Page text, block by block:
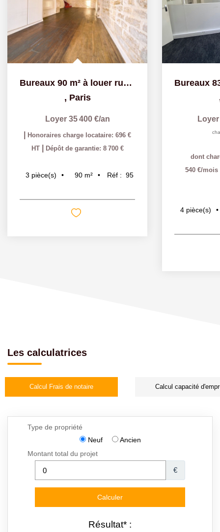
Bureaux 90 m² à louer rue du fbg Poissonnière
, Paris
Loyer 35 400 €/an
Honoraires charge locataire: 696 €
HT
Dépôt de garantie: 8 700 €
3 pièce(s) 90 m² Réf : 95
dont
540 €/mois
4 pièce(s)
Les calculatrices
Calcul Frais de notaire Calcul capacité